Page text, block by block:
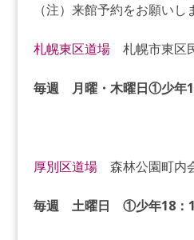
（注）来館予約をお願いし
札幌東区道場札幌市東区
毎週 月曜・木曜日①少年
厚別区道場森林公園町内
毎週 土曜日 ①少年18：